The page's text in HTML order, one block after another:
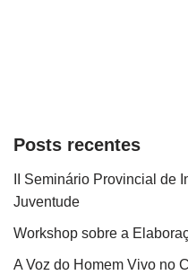
Posts recentes
II Seminário Provincial de
Juventude
Workshop sobre a
A Voz do Homem Vivo no